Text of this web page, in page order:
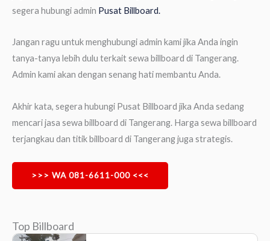
segera hubungi admin Pusat Billboard.
Jangan ragu untuk menghubungi admin kami jika Anda ingin
tanya-tanya lebih dulu terkait sewa billboard di Tangerang.
Admin kami akan dengan senang hati membantu Anda.
Akhir kata, segera hubungi Pusat Billboard jika Anda sedang
mencari jasa sewa billboard di Tangerang. Harga sewa billboard
terjangkau dan titik billboard di Tangerang juga strategis.
>>> WA 081-6611-000 <<<
Top Billboard